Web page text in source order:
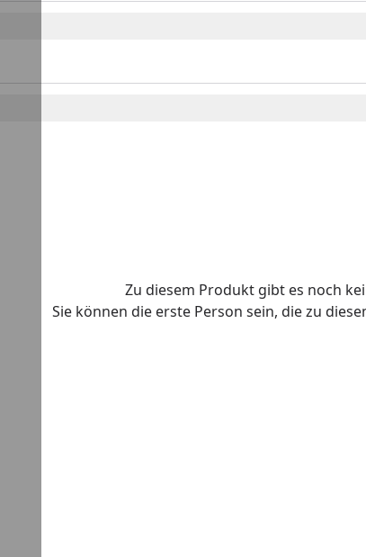
Zu diesem Produkt gibt es noch
Sie können die erste Person sein, die zu